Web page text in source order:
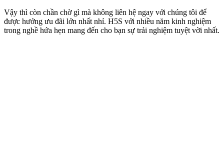
Vậy thì còn chần chờ gì mà không liên hệ ngay với chúng tôi để
được hưởng ưu đãi lớn nhất nhỉ. H5S với nhiều năm kinh nghiệm
trong nghề hứa hẹn mang đến cho bạn sự trải nghiệm tuyệt vời nhất.